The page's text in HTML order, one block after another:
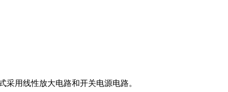
用线性放大电路和开关电源电路。